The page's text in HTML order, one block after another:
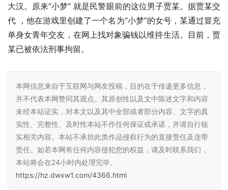
大汉。原来“小梦” 就是民警眼前的这位男子贾某。据贾某交
代 ，他在游戏里创建了一个名为“小梦”的女号，某通过冒充
单身女青年交友，在网上找对象骗钱以维持生活。目前，贾
某已被依法刑事拘留。
本网信息来自于互联网与网友投稿，目的在于传递更多信息，
并不代表本网赞同其观点。其原创性以及文中陈述文字和内容
未经本站证实，对本文以及其中全部或者部分内容、文字的真
实性、完整性、及时性本站不作任何保证或承诺，并请自行核
实相关内容。本站不承担此类作品侵权行为的直接责任及连带
责任。如若本网有任何内容侵犯您的权益，请及时联系我们，
本站将会在24小时内处理完毕。
https://hz.dwxw1.com/4366.html